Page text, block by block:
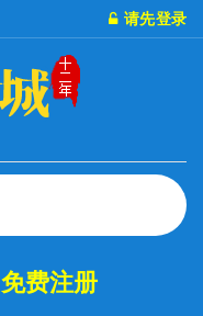
请先登录
免费注册